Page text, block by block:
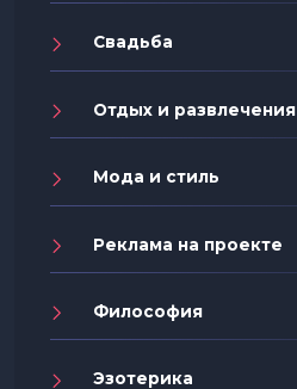
Свадьба
Отдых и развлечения
Мода и стиль
Реклама на проекте
Философия
Эзотерика